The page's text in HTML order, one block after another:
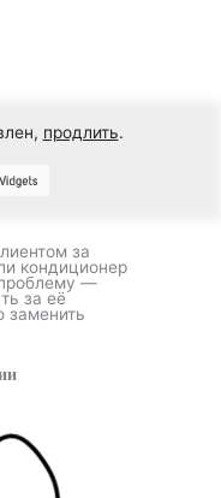
продлить.
за
кондиционер
—
за её
заменить